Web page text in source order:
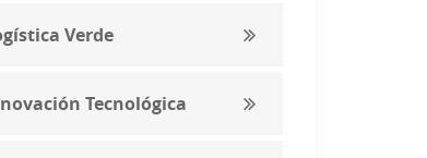
Verde
Tecnológica